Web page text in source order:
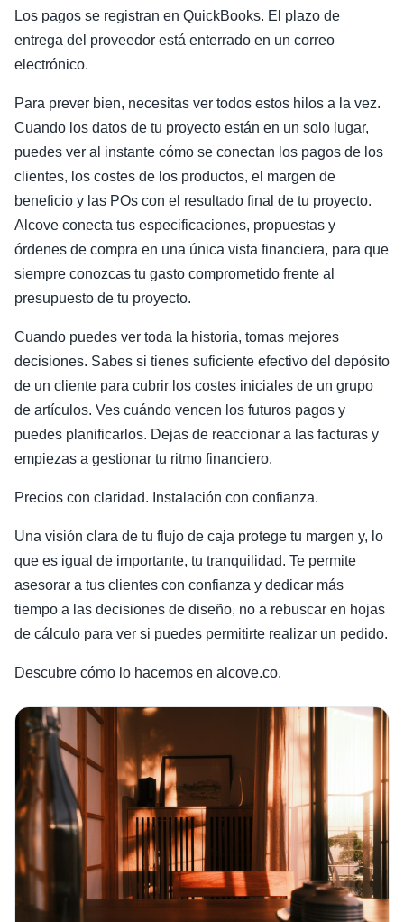
Los pagos se registran en QuickBooks. El plazo de
entrega del proveedor está enterrado en un correo
electrónico.
Para prever bien, necesitas ver todos estos hilos a la vez.
Cuando los datos de tu proyecto están en un solo lugar,
puedes ver al instante cómo se conectan los pagos de los
clientes, los costes de los productos, el margen de
beneficio y las POs con el resultado final de tu proyecto.
Alcove conecta tus especificaciones, propuestas y
órdenes de compra en una única vista financiera, para que
siempre conozcas tu gasto comprometido frente al
presupuesto de tu proyecto.
Cuando puedes ver toda la historia, tomas mejores
decisiones. Sabes si tienes suficiente efectivo del depósito
de un cliente para cubrir los costes iniciales de un grupo
de artículos. Ves cuándo vencen los futuros pagos y
puedes planificarlos. Dejas de reaccionar a las facturas y
empiezas a gestionar tu ritmo financiero.
Precios con claridad. Instalación con confianza.
Una visión clara de tu flujo de caja protege tu margen y, lo
que es igual de importante, tu tranquilidad. Te permite
asesorar a tus clientes con confianza y dedicar más
tiempo a las decisiones de diseño, no a rebuscar en hojas
de cálculo para ver si puedes permitirte realizar un pedido.
Descubre cómo lo hacemos en alcove.co.